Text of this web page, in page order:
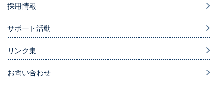
採用情報
サポート活動
リンク集
お問い合わせ